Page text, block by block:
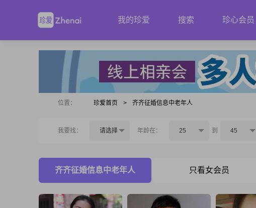
我的珍爱 搜索 珍心会员
位置： 珍爱首页 > 齐齐征婚信息中老年人
我要找： 请选择 年龄在： 25 到 45
齐齐征婚信息中老年人 只看女会员